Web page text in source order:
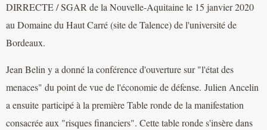
DIRRECTE / SGAR de la Nouvelle-Aquitaine le 15 janvier 2020
au Domaine du Haut Carré (site de Talence) de l'université de
Bordeaux.
Jean Belin y a donné la conférence d'ouverture sur "l'état des
menaces" du point de vue de l'économie de défense. Julien Ancelin
a ensuite participé à la première Table ronde de la manifestation
consacrée aux "risques financiers". Cette table ronde s'insère dans